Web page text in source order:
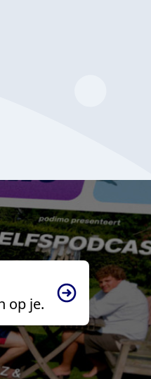
op je.